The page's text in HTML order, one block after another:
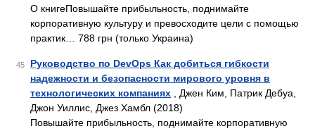
О книгеПовышайте прибыльность, поднимайте
корпоративную культуру и превосходите цели с помощью
практик… 788 грн (только Украина)
45
Руководство по DevOps Как добиться гибкости
надежности и безопасности мирового уровня в
технологических компаниях , Джен Ким, Патрик Дебуа,
Джон Уиллис, Джез Хамбл (2018)
Повышайте прибыльность, поднимайте корпоративную